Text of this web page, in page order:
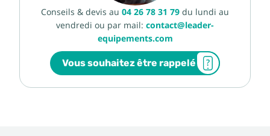
Conseils & devis au 04 26 78 31 79 du lundi au
vendredi ou par mail: contact@leader-
equipements.com
Vous souhaitez être rappelé